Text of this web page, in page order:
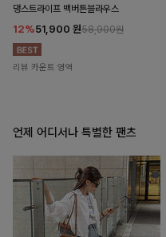
댕스트라이프 백버튼블라우스
12%51,900 원58,900원
리뷰 카운트 영역
언제 어디서나 특별한 팬츠